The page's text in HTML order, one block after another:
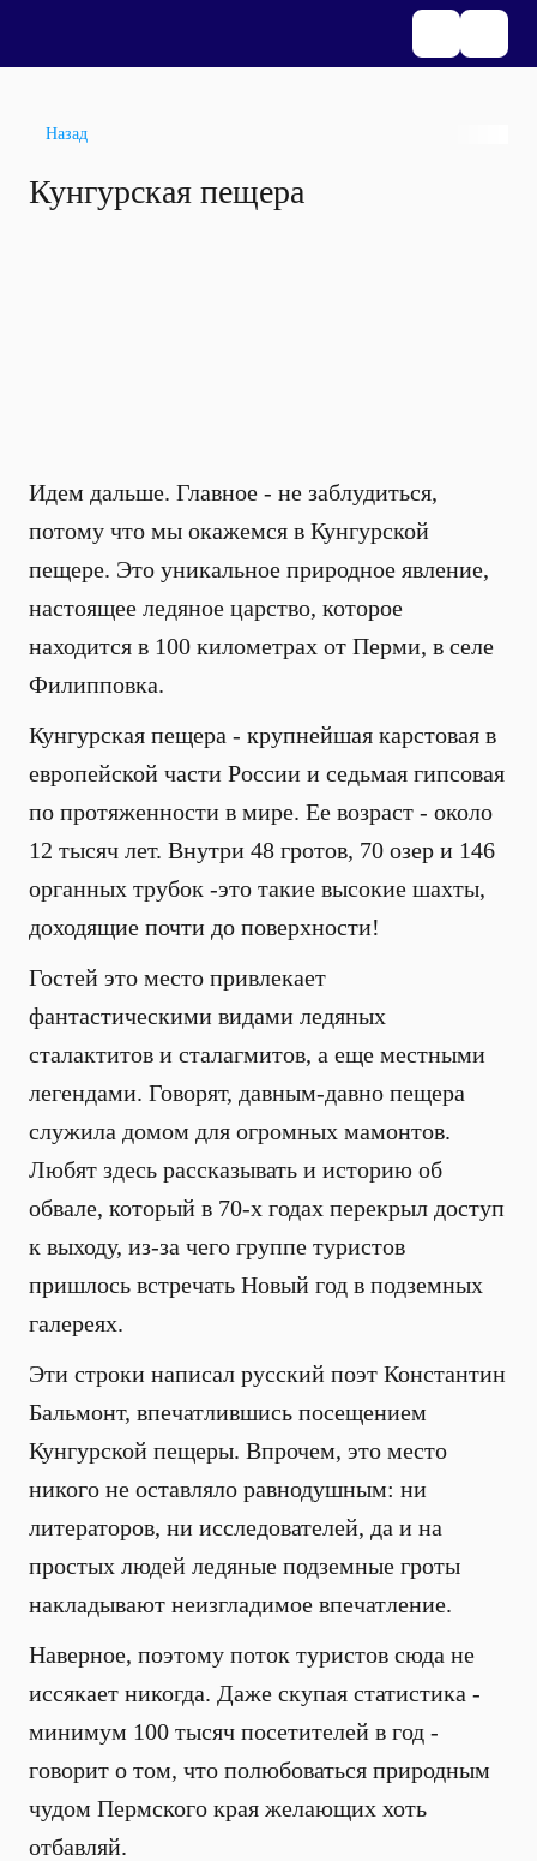
Назад
Кунгурская пещера
Идем дальше. Главное - не заблудиться,
потому что мы окажемся в Кунгурской
пещере. Это уникальное природное явление,
настоящее ледяное царство, которое
находится в 100 километрах от Перми, в селе
Филипповка.
Кунгурская пещера - крупнейшая карстовая в
европейской части России и седьмая гипсовая
по протяженности в мире. Ее возраст - около
12 тысяч лет. Внутри 48 гротов, 70 озер и 146
органных трубок -это такие высокие шахты,
доходящие почти до поверхности!
Гостей это место привлекает
фантастическими видами ледяных
сталактитов и сталагмитов, а еще местными
легендами. Говорят, давным-давно пещера
служила домом для огромных мамонтов.
Любят здесь рассказывать и историю об
обвале, который в 70-х годах перекрыл доступ
к выходу, из-за чего группе туристов
пришлось встречать Новый год в подземных
галереях.
Эти строки написал русский поэт Константин
Бальмонт, впечатлившись посещением
Кунгурской пещеры. Впрочем, это место
никого не оставляло равнодушным: ни
литераторов, ни исследователей, да и на
простых людей ледяные подземные гроты
накладывают неизгладимое впечатление.
Наверное, поэтому поток туристов сюда не
иссякает никогда. Даже скупая статистика -
минимум 100 тысяч посетителей в год -
говорит о том, что полюбоваться природным
чудом Пермского края желающих хоть
отбавляй.